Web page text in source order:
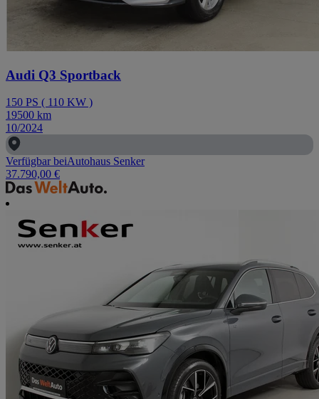
Audi Q3 Sportback
150 PS ( 110 KW )
19500 km
10/2024
Verfügbar beiAutohaus Senker
37.790,00 €